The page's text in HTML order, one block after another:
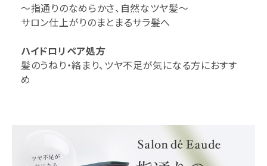
～指通りのなめらかさ、自然なツヤ髪～
サロン仕上がりのまとまるサラ髪へ
ハイドロリペア処方
髪のうねり・絡まり、ツヤ不足が気になる方におすす
め